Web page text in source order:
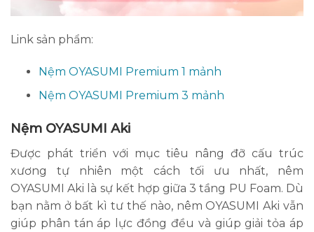
Link sản phẩm:
Nệm OYASUMI Premium 1 mảnh
Nệm OYASUMI Premium 3 mảnh
Nệm OYASUMI Aki
Được phát triển với mục tiêu nâng đỡ cấu trúc
xương tự nhiên một cách tối ưu nhất, nêm
OYASUMI Aki là sự kết hợp giữa 3 tầng PU Foam. Dù
bạn nằm ở bất kì tư thế nào, nêm OYASUMI Aki vẫn
giúp phân tán áp lực đồng đều và giúp giải tỏa áp